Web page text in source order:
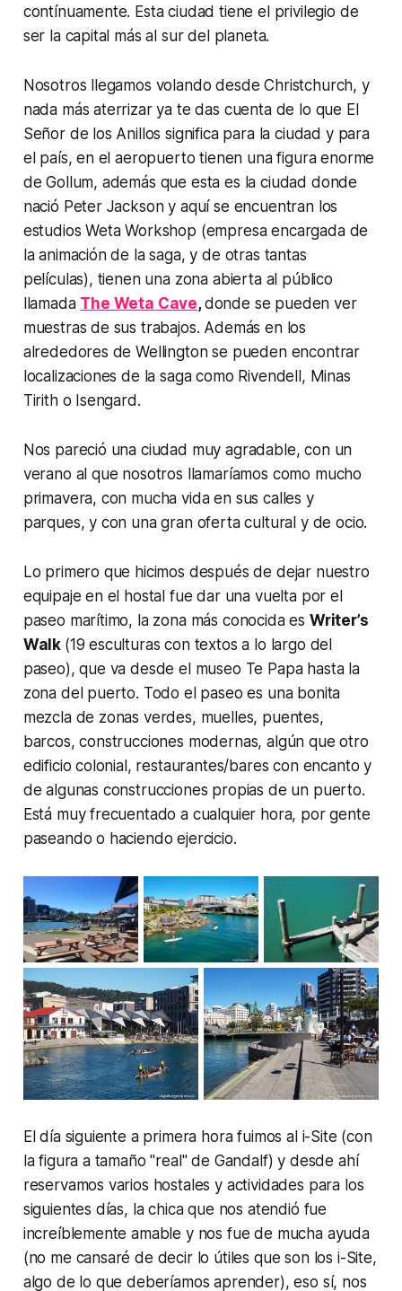
contínuamente. Esta ciudad tiene el privilegio de
ser la capital más al sur del planeta.
Nosotros llegamos volando desde Christchurch, y
nada más aterrizar ya te das cuenta de lo que El
Señor de los Anillos significa para la ciudad y para
el país, en el aeropuerto tienen una figura enorme
de Gollum, además que esta es la ciudad donde
nació Peter Jackson y aquí se encuentran los
estudios Weta Workshop (empresa encargada de
la animación de la saga, y de otras tantas
películas), tienen una zona abierta al público
llamada The Weta Cave,donde se pueden ver
muestras de sus trabajos. Además en los
alrededores de Wellington se pueden encontrar
localizaciones de la saga como Rivendell, Minas
Tirith o Isengard.
Nos pareció una ciudad muy agradable, con un
verano al que nosotros llamaríamos como mucho
primavera, con mucha vida en sus calles y
parques, y con una gran oferta cultural y de ocio.
Lo primero que hicimos después de dejar nuestro
equipaje en el hostal fue dar una vuelta por el
paseo marítimo, la zona más conocida es Writer’s
Walk (19 esculturas con textos a lo largo del
paseo), que va desde el museo Te Papa hasta la
zona del puerto. Todo el paseo es una bonita
mezcla de zonas verdes, muelles, puentes,
barcos, construcciones modernas, algún que otro
edificio colonial, restaurantes/bares con encanto y
de algunas construcciones propias de un puerto.
Está muy frecuentado a cualquier hora, por gente
paseando o haciendo ejercicio.
El día siguiente a primera hora fuimos al i-Site (con
la figura a tamaño "real" de Gandalf) y desde ahí
reservamos varios hostales y actividades para los
siguientes días, la chica que nos atendió fue
increíblemente amable y nos fue de mucha ayuda
(no me cansaré de decir lo útiles que son los i-Site,
algo de lo que deberíamos aprender), eso sí, nos